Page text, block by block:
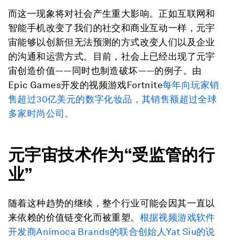
而这一现象将对社会产生重大影响。正如互联网和
智能手机改变了我们的社交和商业互动一样，元宇
宙能够以创新但无法预测的方式改变人们以及企业
的沟通和运营方式。目前，社会上已经出现了元宇
宙创造价值——同时也制造破坏——的例子。由
Epic Games开发的视频游戏Fortnite每年向玩家销
售超过30亿美元的数字化妆品，其销售额超过全球
多家时尚公司。
元宇宙技术作为“受监管的行
业”
随着这种趋势的继续，整个行业可能会因其一直以
来依赖的价值链变化而被重塑。 根据视频游戏软件
开发商Animoca Brands的联合创始人Yat Siu的说